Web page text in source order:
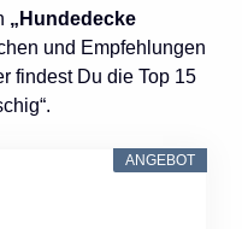
„Hundedecke
und Empfehlungen
findest Du die Top 15
ANGEBOT